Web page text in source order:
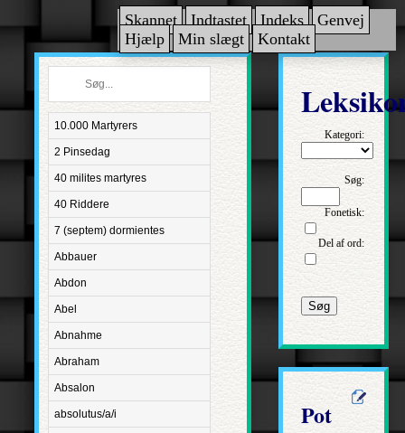
Skannet Indtastet Indeks
Genvej
Hjælp
Min slægt Kontakt
10.000 Martyrers
2 Pinsedag
40 milites martyres
40 Riddere
7 (septem) dormientes
Abbauer
Abdon
Abel
Abnahme
Abraham
Absalon
absolutus/a/i
Kategori:
Søg:
Fonetisk:
Del af ord:
Søg
Pot